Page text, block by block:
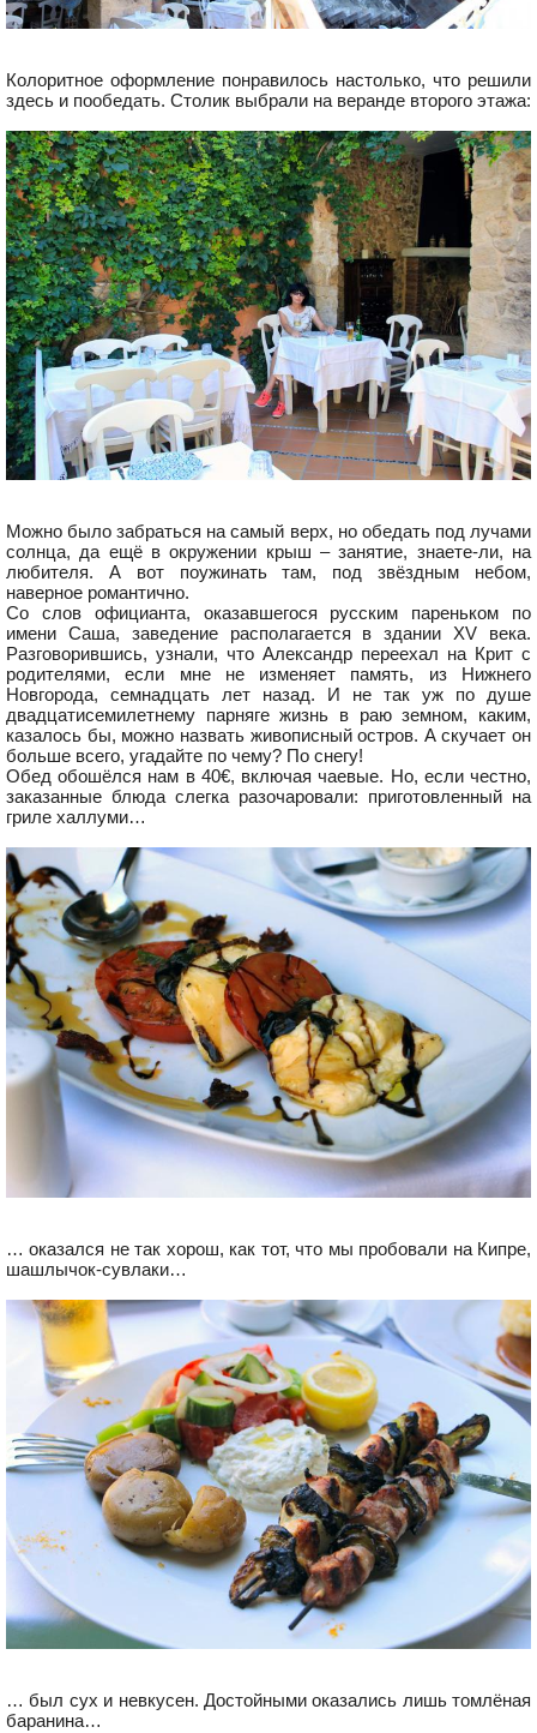
Колоритное оформление понравилось настолько, что решили
здесь и пообедать. Столик выбрали на веранде второго этажа:
Можно было забраться на самый верх, но обедать под лучами
солнца, да ещё в окружении крыш – занятие, знаете-ли, на
любителя. А вот поужинать там, под звёздным небом,
наверное романтично.
Со слов официанта, оказавшегося русским пареньком по
имени Саша, заведение располагается в здании XV века.
Разговорившись, узнали, что Александр переехал на Крит с
родителями, если мне не изменяет память, из Нижнего
Новгорода, семнадцать лет назад. И не так уж по душе
двадцатисемилетнему парняге жизнь в раю земном, каким,
казалось бы, можно назвать живописный остров. А скучает он
больше всего, угадайте по чему? По снегу!
Обед обошёлся нам в 40€, включая чаевые. Но, если честно,
заказанные блюда слегка разочаровали: приготовленный на
гриле халлуми…
… оказался не так хорош, как тот, что мы пробовали на Кипре,
шашлычок-сувлаки…
… был сух и невкусен. Достойными оказались лишь томлёная
баранина…